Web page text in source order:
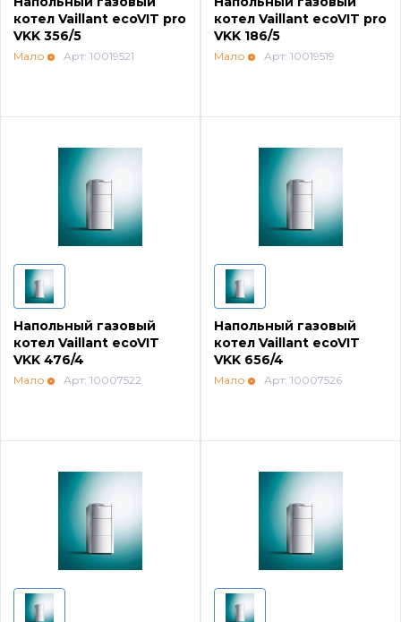
Водонагреватели и бойлеры Protherm
Терморегуляторы Protherm
Готовые решения Protherm
Настенные газовые котлы Baxi
Настенные конденсационные котлы Baxi
Напольные котлы с атмосферной горелкой
Электрические котлы Baxi
Vaillant
Запчасти для котлов DeDietrich
Запчасти Weishaupt
Запчасти для котлов Mizudo
Запчасти Elko
Запчасти Giersch
Запчасти для котлов Ferroli
котел Vaillant ecoVIT pro
VKK 356/5
Мало Арт: 10019521
котел Vaillant ecoVIT pro
VKK 186/5
Мало Арт: 10019519
Напольный газовый
котел Vaillant ecoVIT
VKK 476/4
Мало Арт: 10007522
Напольный газовый
котел Vaillant ecoVIT
VKK 656/4
Мало Арт: 10007526